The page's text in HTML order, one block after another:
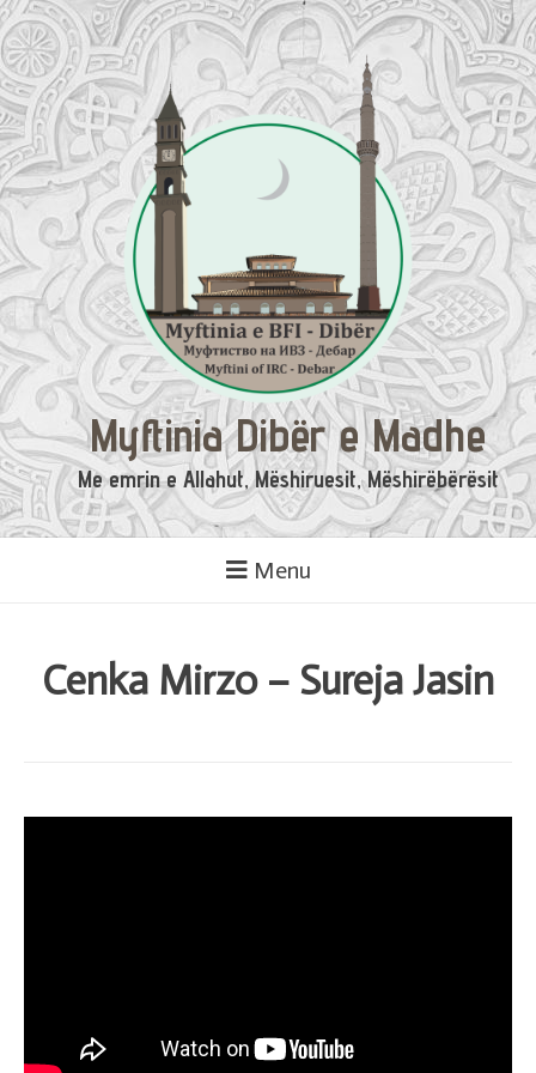
Skip
to
content
Myftinia Dibër e Madhe
Me emrin e Allahut, Mëshiruesit, Mëshirëbërësit
Menu
Cenka Mirzo – Sureja Jasin